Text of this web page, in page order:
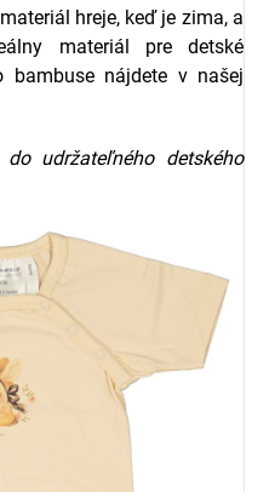
hreje, keď je zima, a
materiál pre detské
bambuse nájdete v našej
udržateľného detského